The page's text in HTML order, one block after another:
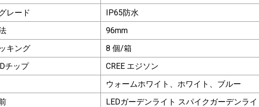
レード
IP65防水
96mm
キング
8 個/箱
チップ
CREE エジソン
ウォームホワイト、ホワイト、ブルー
LEDガーデンライト スパイクガーデンラ